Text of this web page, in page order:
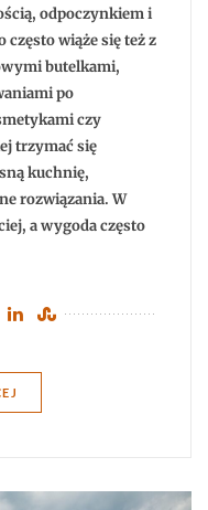
podróży
—
jak
ograniczyć
śmieci
odpoczynkiem i
często wiąże się też z
butelkami,
po
czy
trzymać się
kuchnię,
rozwiązania. W
a wygoda często